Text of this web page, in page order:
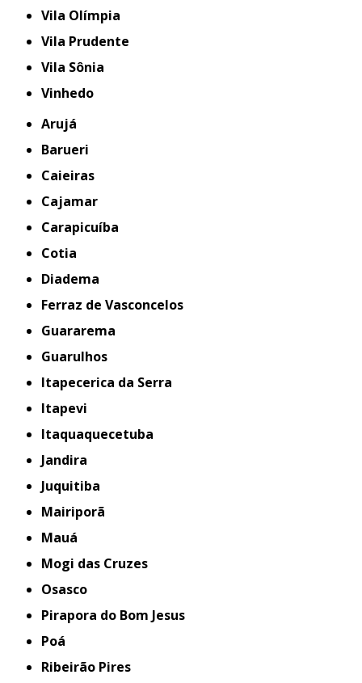
Vila Olímpia
Vila Prudente
Vila Sônia
Vinhedo
Arujá
Barueri
Caieiras
Cajamar
Carapicuíba
Cotia
Diadema
Ferraz de Vasconcelos
Guararema
Guarulhos
Itapecerica da Serra
Itapevi
Itaquaquecetuba
Jandira
Juquitiba
Mairiporã
Mauá
Mogi das Cruzes
Osasco
Pirapora do Bom Jesus
Poá
Ribeirão Pires